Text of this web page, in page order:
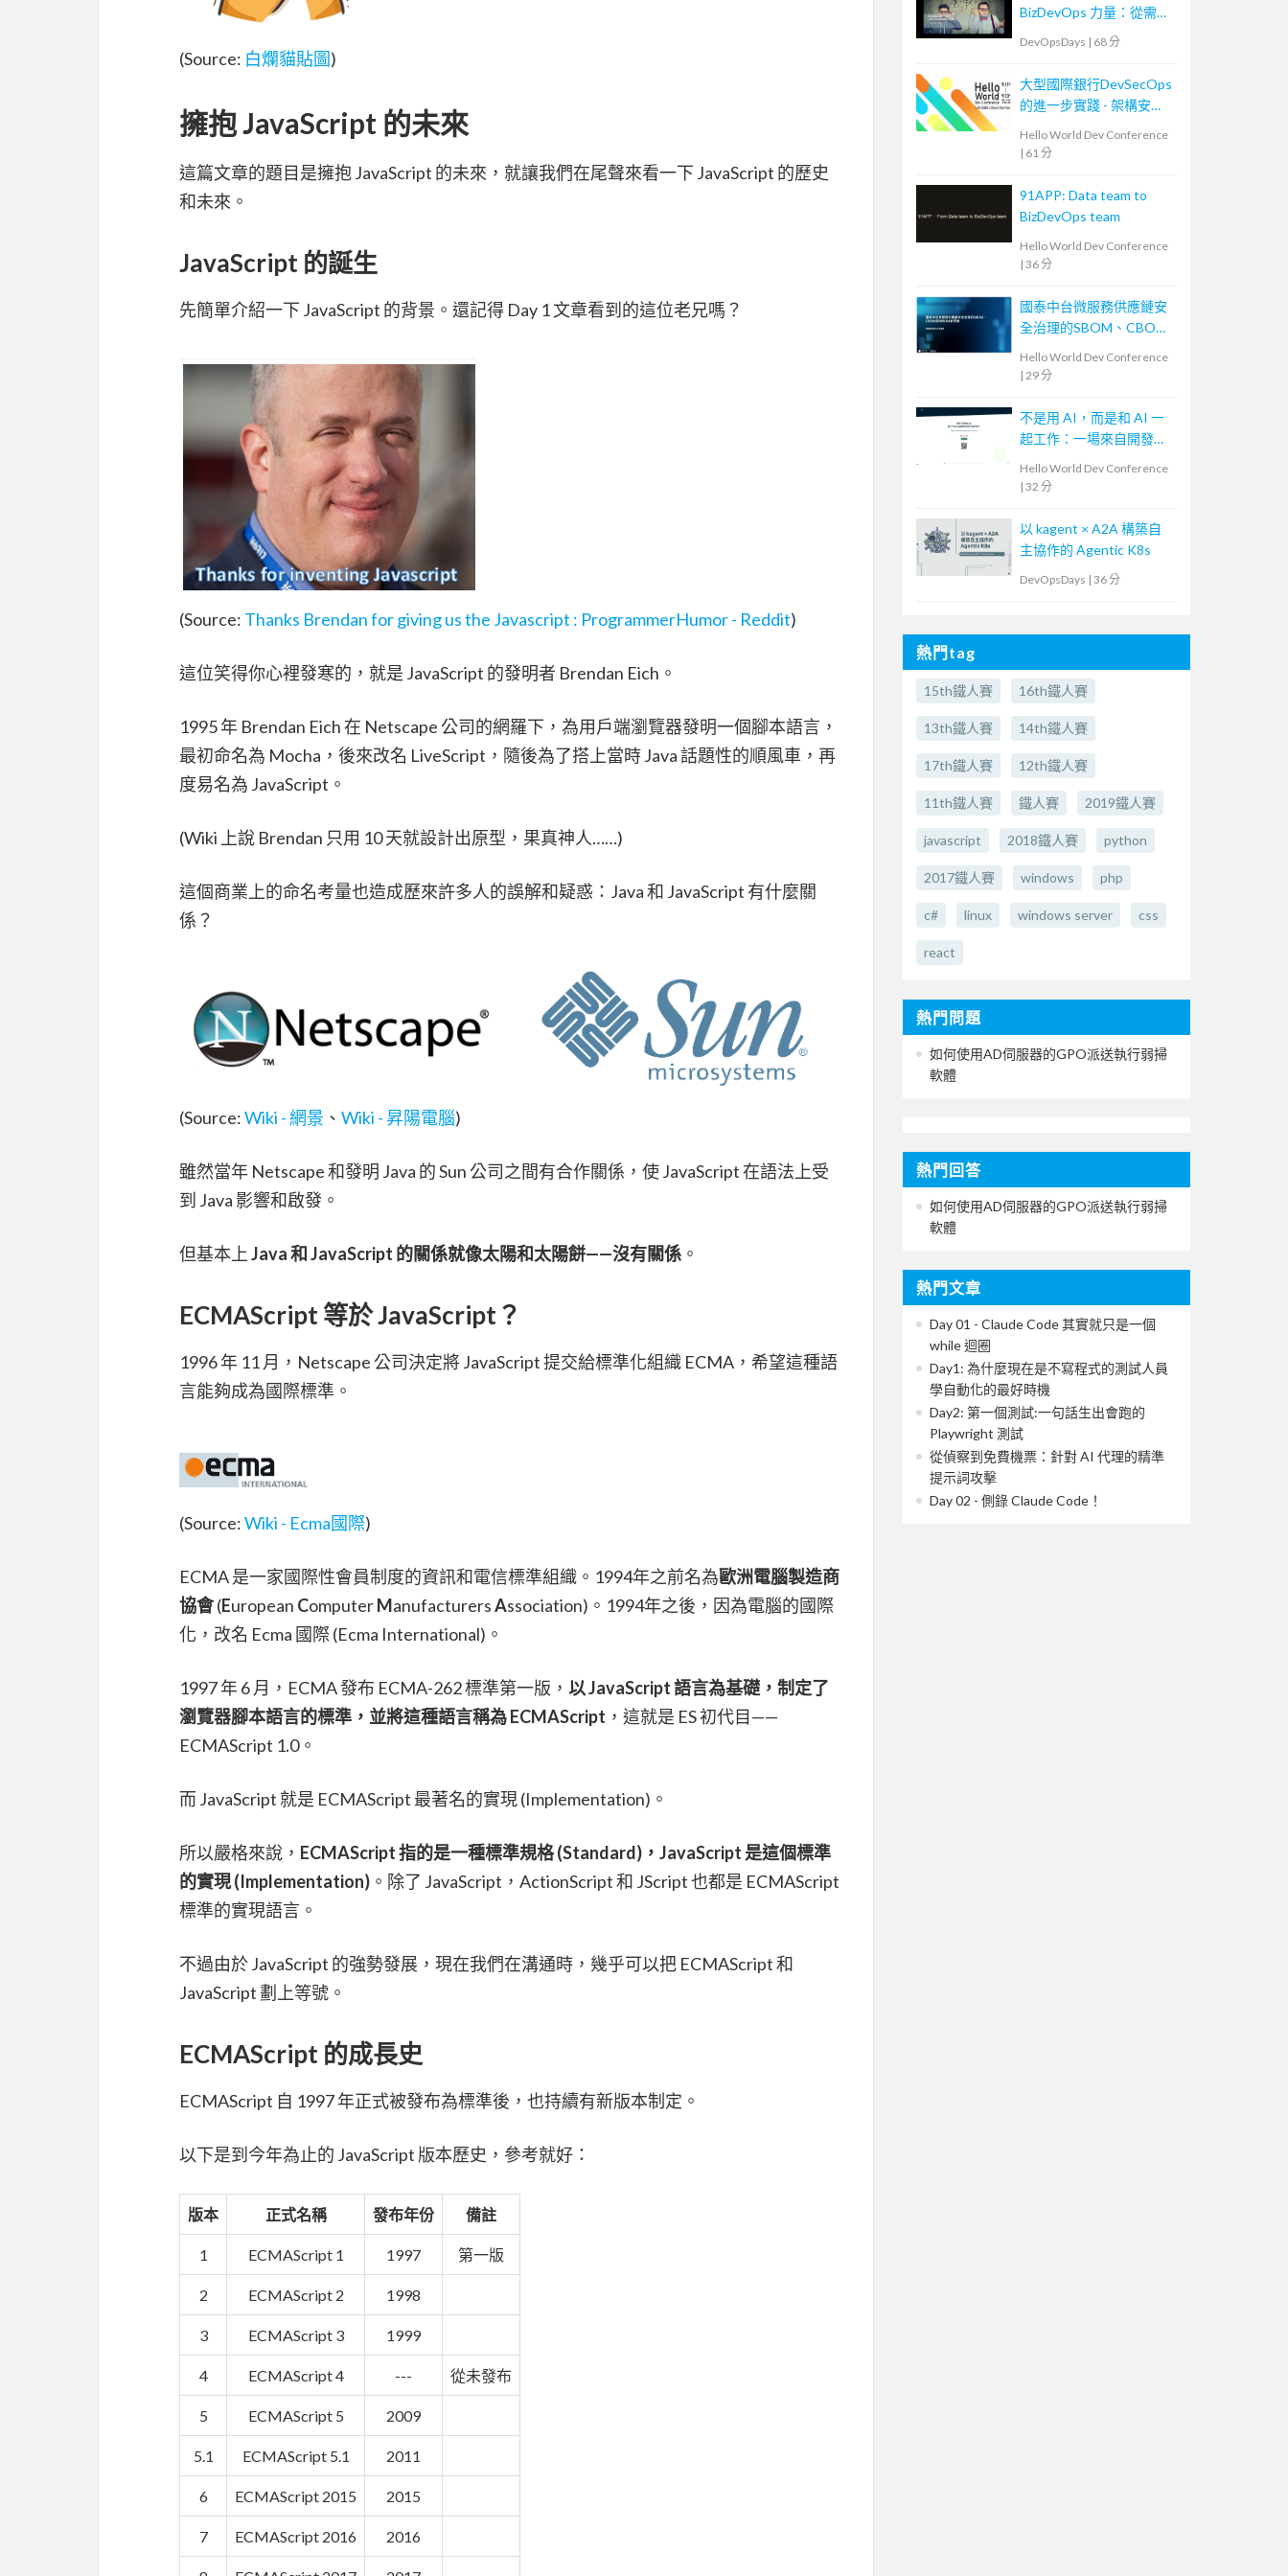
(Source: 白爛貓貼圖)
擁抱 JavaScript 的未來
這篇文章的題目是擁抱 JavaScript 的未來，就讓我們在尾聲來看一下 JavaScript 的歷史
和未來。
JavaScript 的誕生
先簡單介紹一下 JavaScript 的背景。還記得 Day 1 文章看到的這位老兄嗎？
(Source: Thanks Brendan for giving us the Javascript : ProgrammerHumor - Reddit)
這位笑得你心裡發寒的，就是 JavaScript 的發明者 Brendan Eich。
1995 年 Brendan Eich 在 Netscape 公司的網羅下，為用戶端瀏覽器發明一個腳本語言，
最初命名為 Mocha，後來改名 LiveScript，隨後為了搭上當時 Java 話題性的順風車，再
度易名為 JavaScript。
(Wiki 上說 Brendan 只用 10 天就設計出原型，果真神人……)
這個商業上的命名考量也造成歷來許多人的誤解和疑惑：Java 和 JavaScript 有什麼關
係？
(Source:Wiki - 網景 、 Wiki - 昇陽電腦)
雖然當年 Netscape 和發明 Java 的 Sun 公司之間有合作關係，使 JavaScript 在語法上受
到 Java 影響和啟發。
但基本上 Java 和 JavaScript 的關係就像太陽和太陽餅——沒有關係 。
ECMAScript 等於 JavaScript？
1996 年 11 月，Netscape 公司決定將 JavaScript 提交給標準化組織 ECMA，希望這種語
言能夠成為國際標準。
(Source:Wiki - Ecma國際)
ECMA 是一家國際性會員制度的資訊和電信標準組織。1994年之前名為歐洲電腦製造商
協會(European ComputerManufacturersAssociation)。1994年之後，因為電腦的國際
化，改名 Ecma 國際 (Ecma International)。
1997 年 6 月，ECMA 發布 ECMA-262 標準第一版， 以 JavaScript 語言為基礎，制定了
瀏覽器腳本語言的標準，並將這種語言稱為 ECMAScript ，這就是 ES 初代目——
ECMAScript 1.0。
而 JavaScript 就是 ECMAScript 最著名的實現 (Implementation)。
所以嚴格來說， ECMAScript 指的是一種標準規格 (Standard)，JavaScript 是這個標準
的實現 (Implementation) 。除了 JavaScript，ActionScript 和 JScript 也都是 ECMAScript
標準的實現語言。
不過由於 JavaScript 的強勢發展，現在我們在溝通時，幾乎可以把 ECMAScript 和
JavaScript 劃上等號。
ECMAScript 的成長史
ECMAScript 自 1997 年正式被發布為標準後，也持續有新版本制定。
以下是到今年為止的 JavaScript 版本歷史，參考就好：
版本 正式名稱 發布年份 備註
1 ECMAScript 1 1997 第一版
2 ECMAScript 2 1998
3 ECMAScript 3 1999
4 ECMAScript 4 --- 從未發布
5 ECMAScript 5 2009
5.1 ECMAScript 5.1 2011
6 ECMAScript 2015 2015
7 ECMAScript 2016 2016
BizDevOps 力量：從需求
轉換到團隊內外溝通
DevOpsDays | 68 分
大型國際銀行DevSecOps
的進一步實踐 - 架構安全
Hello World Dev Conference
| 61 分
91APP: Data team to
BizDevOps team
Hello World Dev Conference
| 36 分
國泰中台微服務供應鏈安
全治理的SBOM、CBOM
Hello World Dev Conference
| 29 分
不是用 AI，而是和 AI 一
起工作：一場來自開發現
Hello World Dev Conference
| 32 分
以 kagent × A2A 構築自
主協作的 Agentic K8s
DevOpsDays | 36 分
熱門tag
15th鐵人賽 16th鐵人賽
13th鐵人賽 14th鐵人賽
17th鐵人賽 12th鐵人賽
11th鐵人賽 鐵人賽 2019鐵人賽
javascript 2018鐵人賽 python
2017鐵人賽 windows php
c# linux windows server css
react
熱門問題
如何使用AD伺服器的GPO派送執行弱掃
軟體
熱門回答
如何使用AD伺服器的GPO派送執行弱掃
軟體
熱門文章
Day 01 - Claude Code 其實就只是一個
while 迴圈
Day1: 為什麼現在是不寫程式的測試人員
學自動化的最好時機
Day2: 第一個測試:一句話生出會跑的
Playwright 測試
從偵察到免費機票：針對 AI 代理的精準
提示詞攻擊
Day 02 - 側錄 Claude Code！